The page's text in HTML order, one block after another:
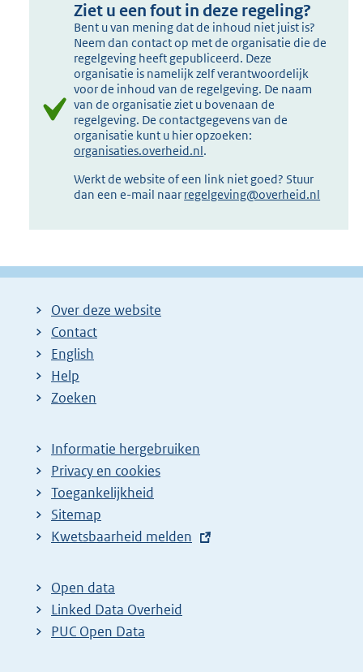
Ziet u een fout in deze regeling?
Bent u van mening dat de inhoud niet juist is?
Neem dan contact op met de organisatie die de
regelgeving heeft gepubliceerd. Deze
organisatie is namelijk zelf verantwoordelijk
voor de inhoud van de regelgeving. De naam
van de organisatie ziet u bovenaan de
regelgeving. De contactgegevens van de
organisatie kunt u hier opzoeken:
organisaties.overheid.nl.
Werkt de website of een link niet goed? Stuur
dan een e-mail naar regelgeving@overheid.nl
Over deze website
Contact
English
Help
Zoeken
Informatie hergebruiken
Privacy en cookies
Toegankelijkheid
Sitemap
E
t
e
r
Kwetsbaarheid melden
Open data
Linked Data Overheid
PUC Open Data